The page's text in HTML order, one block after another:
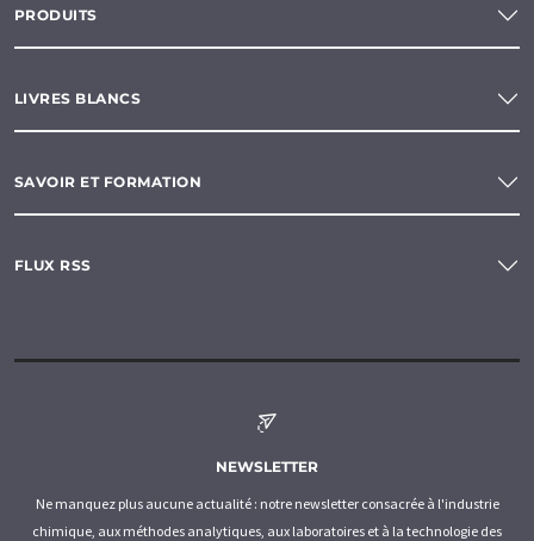
PRODUITS
LIVRES BLANCS
SAVOIR ET FORMATION
FLUX RSS
NEWSLETTER
Ne manquez plus aucune actualité : notre newsletter consacrée à l'industrie
chimique, aux méthodes analytiques, aux laboratoires et à la technologie des